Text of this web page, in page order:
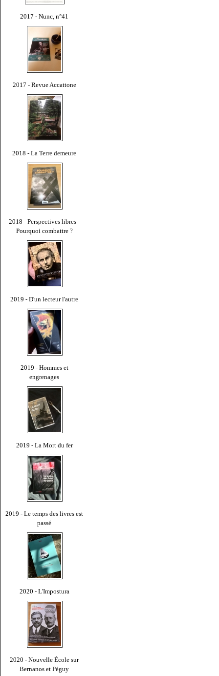
2017 - Nunc, n°41
2017 - Revue Accattone
2018 - La Terre demeure
2018 - Perspectives libres -
Pourquoi combattre ?
2019 - D'un lecteur l'autre
2019 - Hommes et
engrenages
2019 - La Mort du fer
2019 - Le temps des livres est
passé
2020 - L'Impostura
2020 - Nouvelle École sur
Bernanos et Péguy